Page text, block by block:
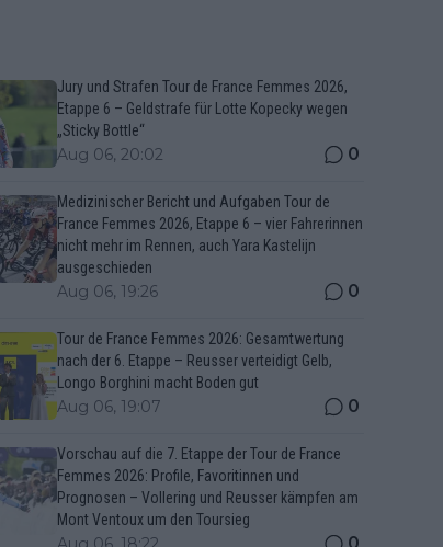
Jury und Strafen Tour de France Femmes 2026,
Etappe 6 – Geldstrafe für Lotte Kopecky wegen
„Sticky Bottle“
Aug 06, 20:02 0
Medizinischer Bericht und Aufgaben Tour de
France Femmes 2026, Etappe 6 – vier Fahrerinnen
nicht mehr im Rennen, auch Yara Kastelijn
ausgeschieden
Aug 06, 19:26 0
Tour de France Femmes 2026: Gesamtwertung
nach der 6. Etappe – Reusser verteidigt Gelb,
Longo Borghini macht Boden gut
Aug 06, 19:07 0
Vorschau auf die 7. Etappe der Tour de France
Femmes 2026: Profile, Favoritinnen und
Prognosen – Vollering und Reusser kämpfen am
Mont Ventoux um den Toursieg